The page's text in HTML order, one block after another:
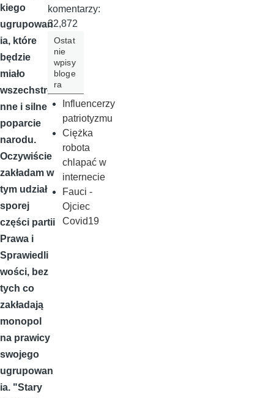
kiego
ugrupowan
ia, które
będzie
miało
wszechstro
nne i silne
poparcie
narodu.
Oczywiście
zakładam w
tym udział
sporej
części partii
Prawa i
Sprawiedli
wości, bez
tych co
zakładają
monopol
na prawicy
swojego
ugrupowan
ia. "Stary
komentarzy:
32,872
Ostat
nie
wpisy
bloge
ra
Influencerzy
patriotyzmu
Ciężka
robota
chlapać w
internecie
Fauci -
Ojciec
Covid19